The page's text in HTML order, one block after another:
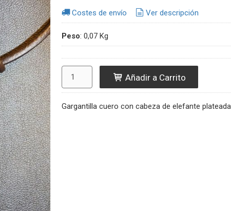
Costes de envío Ver descripción
Peso: 0,07 Kg
Añadir a Carrito
Gargantilla cuero con cabeza de elefante plateada